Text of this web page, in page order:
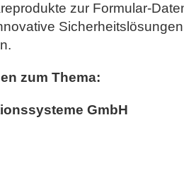
zur Formular-
zum Thema:
GmbH